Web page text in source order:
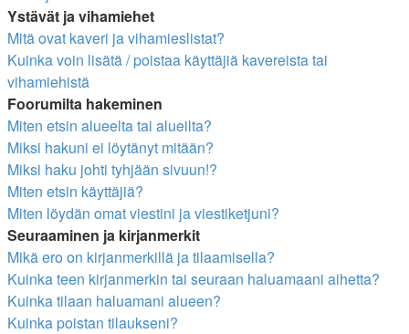
Ystävät ja vihamiehet
Mitä ovat kaveri ja vihamieslistat?
Kuinka voin lisätä / poistaa käyttäjiä kavereista tai
vihamiehistä
Foorumilta hakeminen
Miten etsin alueelta tai alueilta?
Miksi hakuni ei löytänyt mitään?
Miksi haku johti tyhjään sivuun!?
Miten etsin käyttäjiä?
Miten löydän omat viestini ja viestiketjuni?
Seuraaminen ja kirjanmerkit
Mikä ero on kirjanmerkillä ja tilaamisella?
Kuinka teen kirjanmerkin tai seuraan haluamaani aihetta?
Kuinka tilaan haluamani alueen?
Kuinka poistan tilaukseni?